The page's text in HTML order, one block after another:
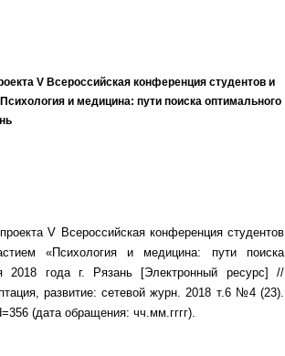
V Всероссийская конференция студентов и
и медицина: пути поиска оптимального
V Всероссийская конференция студентов
«Психология и медицина: пути поиска
2018 года г. Рязань [Электронный ресурс] //
развитие: сетевой журн. 2018 т.6 №4 (23).
(дата обращения: чч.мм.гггг).